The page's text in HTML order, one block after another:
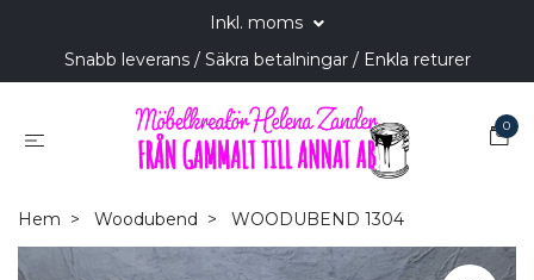
Inkl. moms
Snabb leverans / Säkra betalningar / Enkla returer
0
Hem Woodubend WOODUBEND 1304